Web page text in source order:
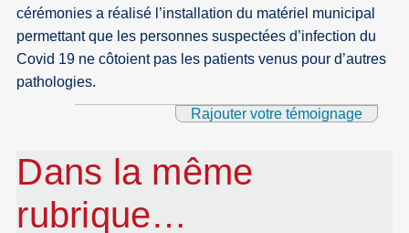
cérémonies a réalisé l’installation du matériel municipal
permettant que les personnes suspectées d’infection du
Covid 19 ne côtoient pas les patients venus pour d’autres
pathologies.
Rajouter votre témoignage
Dans la même
rubrique…